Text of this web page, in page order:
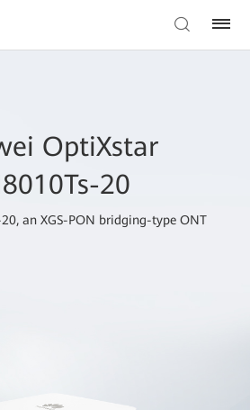
OptiXstar
20
an XGS-PON bridging-type ONT